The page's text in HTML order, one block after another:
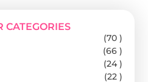
CATEGORIES
(70 )
(66 )
(24 )
(22 )